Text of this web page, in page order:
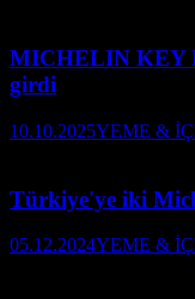
MICHELIN KEY
girdi
10.10.2025YEME &
Türkiye'ye iki
05.12.2024YEME &